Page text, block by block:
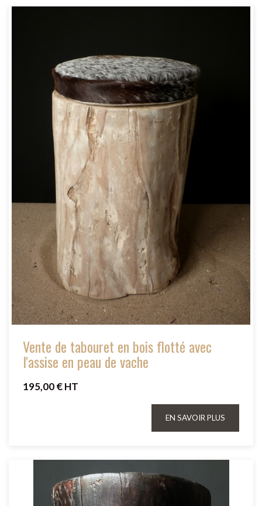
Vente de tabouret en bois flotté avec
l'assise en peau de vache
195,00 € HT
EN SAVOIR PLUS